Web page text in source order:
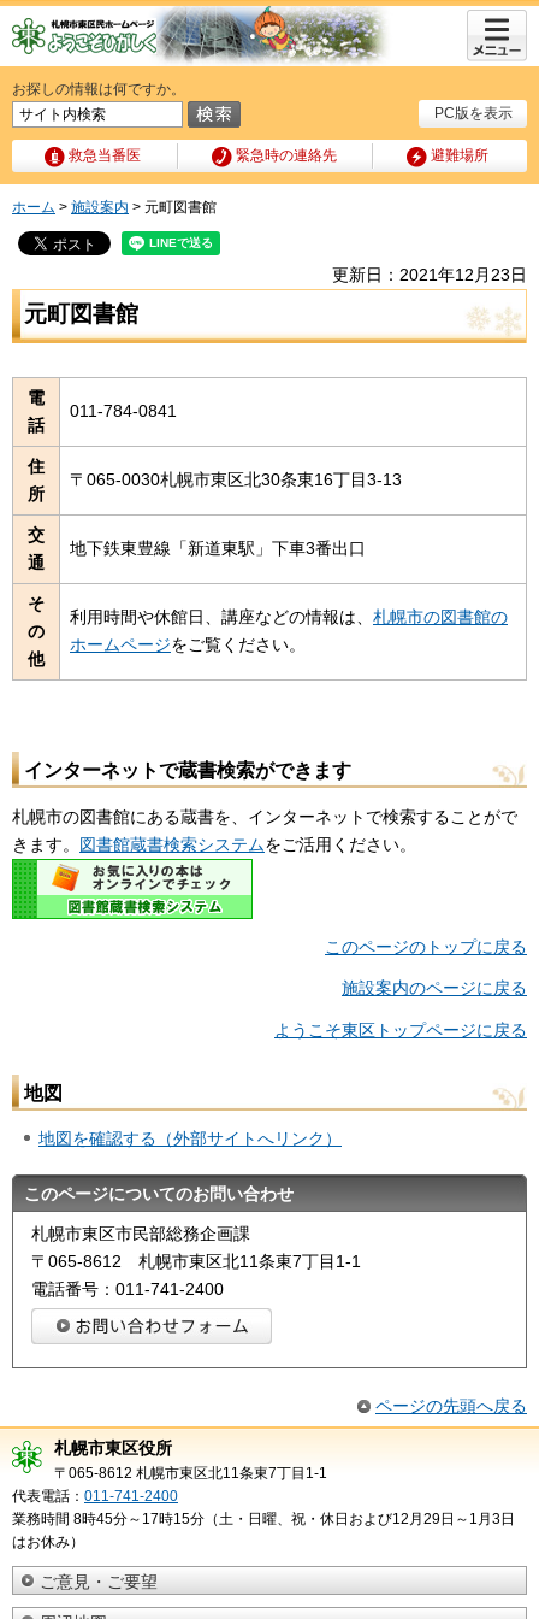
PC版を表示
お探しの情報は何ですか。
救急当番医 緊急時の連絡先 避難場所
メニュ
ー
ホーム > 施設案内 > 元町図書館
更新日：2021年12月23日
元町図書館
電
話
011-784-0841
住
所
〒065-0030札幌市東区北30条東16丁目3-13
交
通
地下鉄東豊線「新道東駅」下車3番出口
そ
の
他
利用時間や休館日、講座などの情報は、 札幌市の図書館の
ホームページをご覧ください。
インターネットで蔵書検索ができます
札幌市の図書館にある蔵書を、インターネットで検索することがで
きます。 図書館蔵書検索システムをご活用ください。
このページのトップに戻る
施設案内のページに戻る
ようこそ東区トップページに戻る
地図
地図を確認する（外部サイトへリンク）
このページについてのお問い合わせ
札幌市東区市民部総務企画課
〒065-8612 札幌市東区北11条東7丁目1-1
電話番号：011-741-2400
ページの先頭へ戻る
札幌市東区役所
〒065-8612 札幌市東区北11条東7丁目1-1
代表電話： 011-741-2400
業務時間 8時45分～17時15分（土・日曜、祝・休日および12月29日～1月3日
はお休み）
ご意見・ご要望